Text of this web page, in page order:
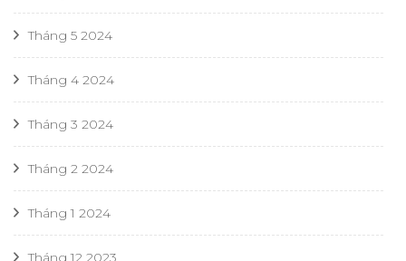
Tháng 5 2024
Tháng 4 2024
Tháng 3 2024
Tháng 2 2024
Tháng 1 2024
Tháng 12 2023